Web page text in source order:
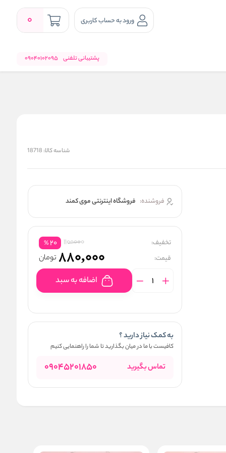
ورود به حساب کاربری 0
پشتیبانی تلفنی 09040102095
شناسه کالا: 18718
فروشنده: فروشگاه اینترنتی موی کمند
تخفیف: 1100000
20
%
قیمت: 880,000 تومان
اضافه به سبد
به کمک نیاز دارید ؟
کافیست با ما در میان بگذارید تا شما را راهنمایی کنیم
تماس بگیرید 09045201850